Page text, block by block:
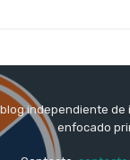
independiente de
enfocado